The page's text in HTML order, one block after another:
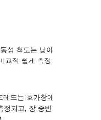
성 척도는 낮아
교적 쉽게 측정
드는 호가창에
정되고, 장 중반